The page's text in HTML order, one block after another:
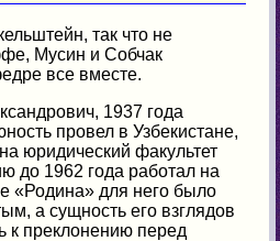
так что не
Мусин и Собчак
все вместе.
1937 года
провел в Узбекистане,
юридический факультет
до 1962 года работал на
«Родина» для него было
а сущность его взглядов
к преклонению перед